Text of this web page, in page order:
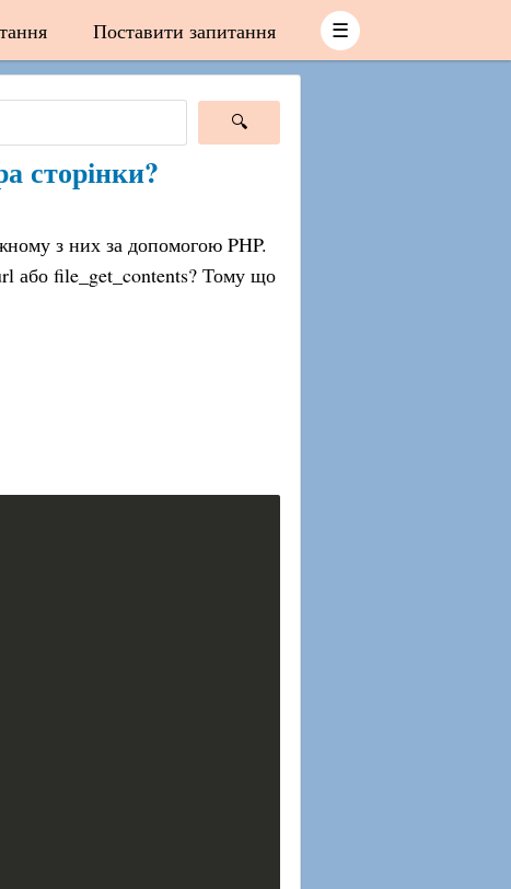
Поставити запитання ☰
сторінки?
з них за допомогою PHP.
або file_get_contents? Тому що